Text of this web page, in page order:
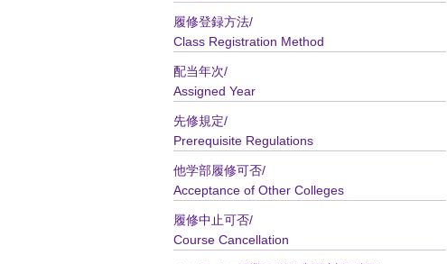
履修登録方法/
Class Registration Method
配当年次/
Assigned Year
先修規定/
Prerequisite Regulations
他学部履修可否/
Acceptance of Other Colleges
履修中止可否/
Course Cancellation